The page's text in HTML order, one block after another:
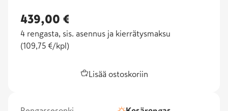
439,00 €
4 rengasta, sis. asennus ja kierrätysmaksu
(109,75 €/kpl )
Lisää ostoskoriin